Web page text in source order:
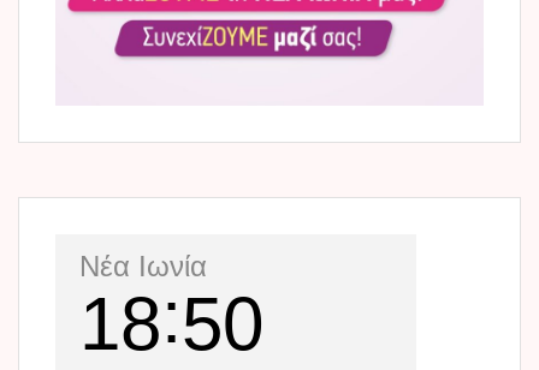
Νέα Ιωνία
18 50